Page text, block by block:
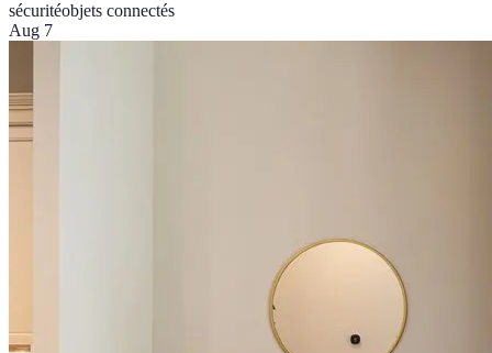
sécuritéobjets connectés
Aug 7